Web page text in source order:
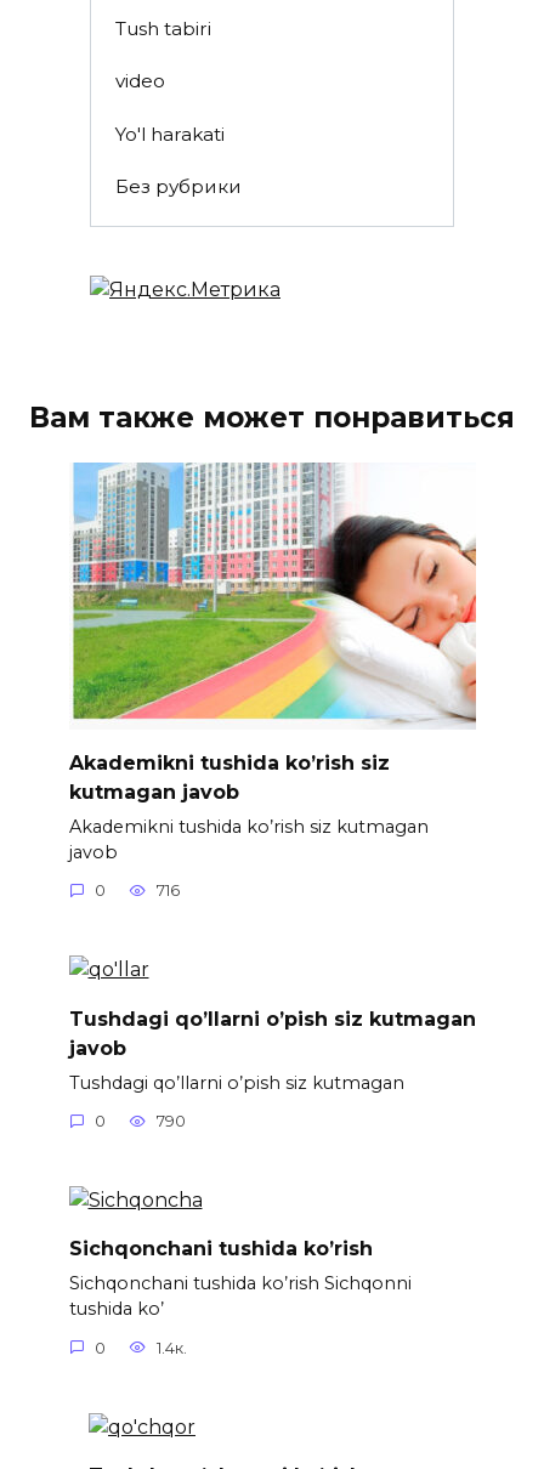
Tush tabiri
video
Yo'l harakati
Без рубрики
Вам также может понравиться
Akademikni tushida ko’rish siz
kutmagan javob
Akademikni tushida ko’rish siz kutmagan
javob
0 716
Tushdagi qo’llarni o’pish siz kutmagan
javob
Tushdagi qo’llarni o’pish siz kutmagan
0 790
Sichqonchani tushida ko’rish
Sichqonchani tushida ko’rish Sichqonni
tushida ko’
0 1.4к.